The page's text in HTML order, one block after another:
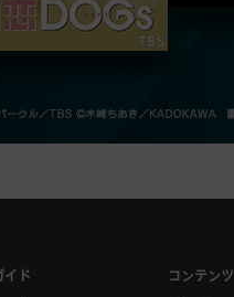
イド
コンテンツ